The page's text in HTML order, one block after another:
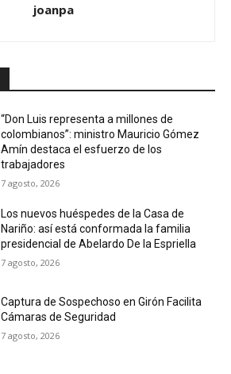
joanpa
“Don Luis representa a millones de
colombianos”: ministro Mauricio Gómez
Amín destaca el esfuerzo de los
trabajadores
7 agosto, 2026
Los nuevos huéspedes de la Casa de
Nariño: así está conformada la familia
presidencial de Abelardo De la Espriella
7 agosto, 2026
Captura de Sospechoso en Girón Facilita
Cámaras de Seguridad
7 agosto, 2026